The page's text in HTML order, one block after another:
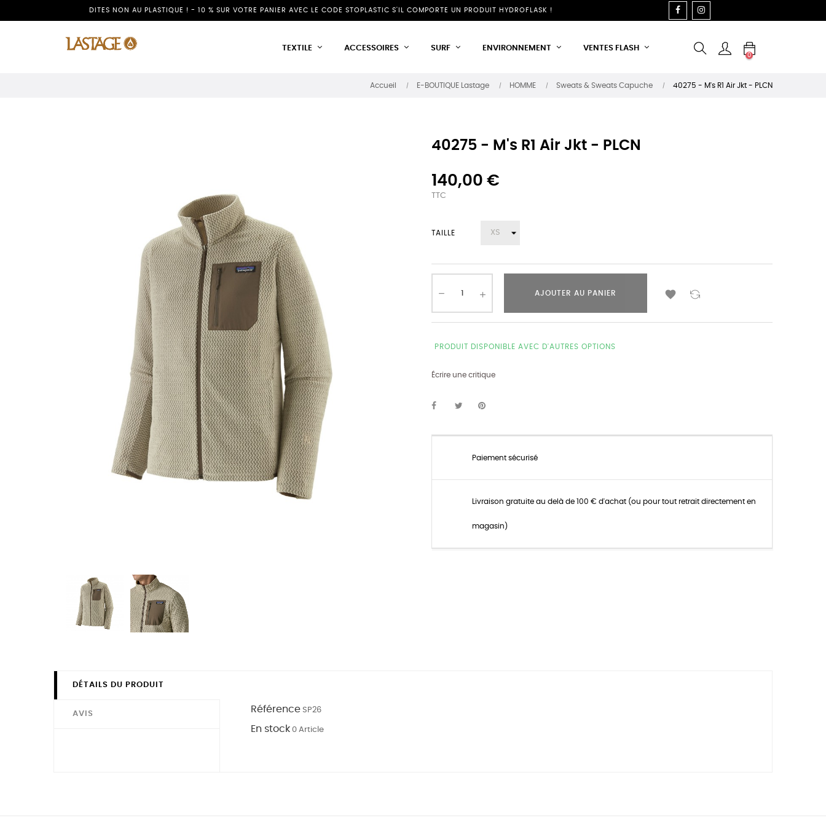
DITES NON AU PLASTIQUE ! - 10 % SUR VOTRE PANIER AVEC LE CODE STOPLASTIC S'IL COMPORTE UN PRODUIT HYDROFLASK ! FACEBOOK
TEXTILE ACCESSOIRES SURF ENVIRONNEMENT VENTES FLASH
0
Accueil E-BOUTIQUE Lastage HOMME Sweats & Sweats Capuche 40275 - M's R1 Air Jkt - PLCN
40275 - M's R1 Air Jkt - PLCN
140,00 €
TTC
TAILLE
AJOUTER AU PANIER 
PRODUIT DISPONIBLE AVEC D'AUTRES OPTIONS
Écrire une critique
Paiement sécurisé
Livraison gratuite au delà de 100 € d'achat (ou pour tout retrait directement en
magasin)
DÉTAILS DU PRODUIT
AVIS Référence SP26
En stock 0 Article